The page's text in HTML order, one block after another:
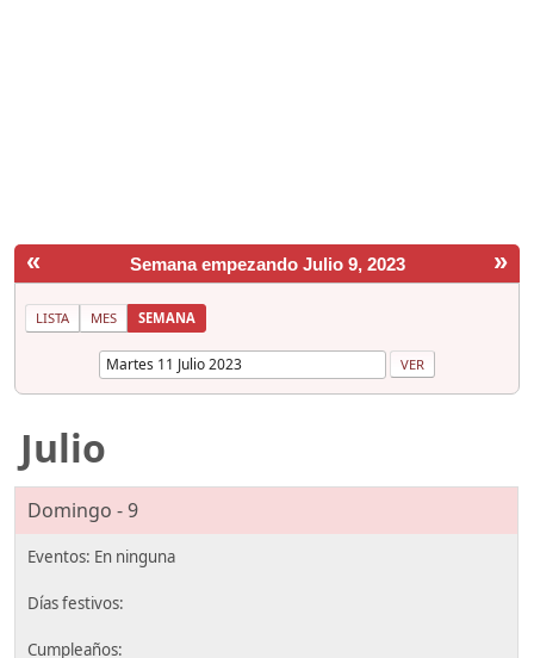
« »
Semana empezando Julio 9, 2023
LISTA MES SEMANA
Julio
Domingo - 9